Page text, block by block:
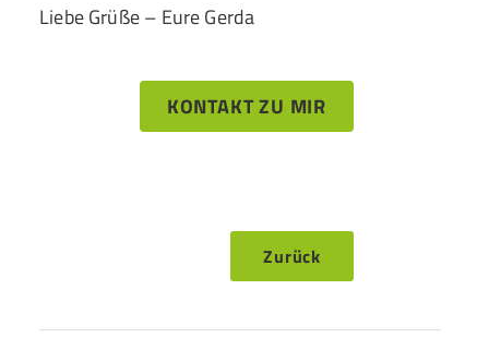
Liebe Grüße – Eure Gerda
KONTAKT ZU MIR
Zurück